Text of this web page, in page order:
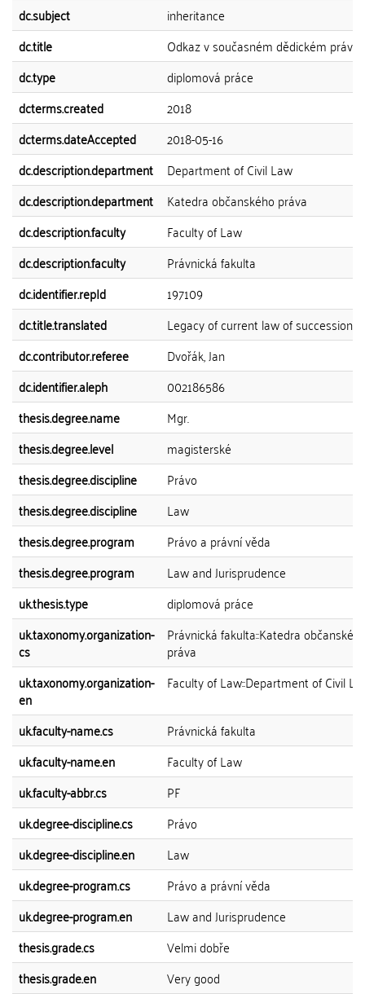
dc.subject
inheritance
dc.title
Odkaz v současném dědickém právu
dc.type
diplomová práce
dcterms.created
2018
dcterms.dateAccepted
2018-05-16
dc.description.department
Department of Civil Law
dc.description.department
Katedra občanského práva
dc.description.faculty
Faculty of Law
dc.description.faculty
Právnická fakulta
dc.identifier.repId
197109
dc.title.translated
Legacy of current law of succession
dc.contributor.referee
Dvořák, Jan
dc.identifier.aleph
002186586
thesis.degree.name
Mgr.
thesis.degree.level
magisterské
thesis.degree.discipline
Právo
thesis.degree.discipline
Law
thesis.degree.program
Právo a právní věda
thesis.degree.program
Law and Jurisprudence
uk.thesis.type
diplomová práce
uk.taxonomy.organization-
cs
Právnická fakulta::Katedra
práva
uk.taxonomy.organization-
en
Faculty of Law::Department of Civil
uk.faculty-name.cs
Právnická fakulta
uk.faculty-name.en
Faculty of Law
uk.faculty-abbr.cs
PF
uk.degree-discipline.cs
Právo
uk.degree-discipline.en
Law
uk.degree-program.cs
Právo a právní věda
uk.degree-program.en
Law and Jurisprudence
thesis.grade.cs
Velmi dobře
thesis.grade.en
Very good